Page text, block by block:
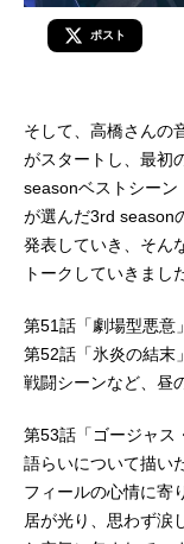
ポスト
そして、高橋さんの
がスタートし、最初
seasonベストシーン
が選んだ3rd season
発表していき、そん
トークしていきまし
第51話「劇場型悪意
第52話「氷炎の結末
戦闘シーンなど、昼
第53話「ゴージャス
語らいについて描い
フィールの心情に寄
居が光り、思わず涙